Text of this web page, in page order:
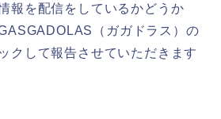
報を配信をしているかどうか
（ガガドラス）の
クして報告させていただきます